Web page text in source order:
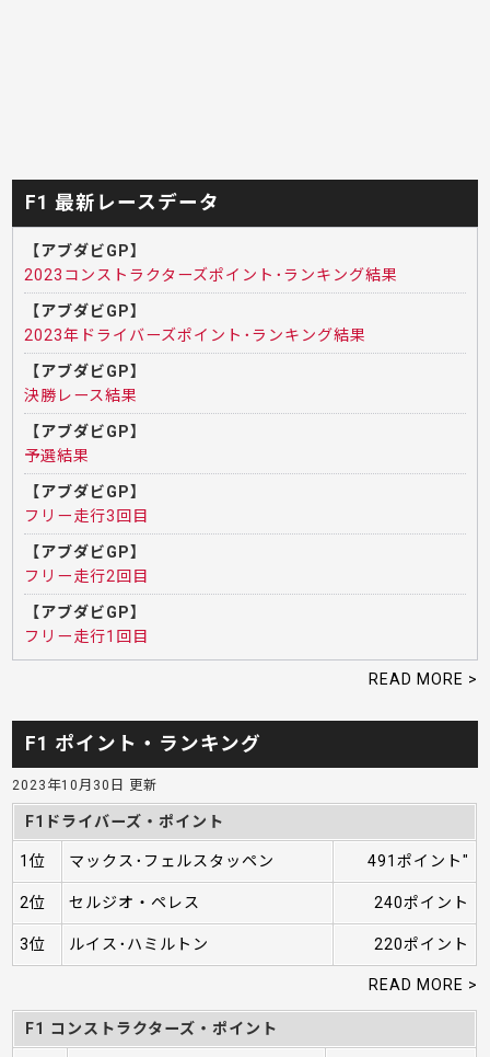
F1 最新レースデータ
【アブダビGP】
2023コンストラクターズポイント･ランキング結果
【アブダビGP】
2023年ドライバーズポイント･ランキング結果
【アブダビGP】
決勝レース結果
【アブダビGP】
予選結果
【アブダビGP】
フリー走行3回目
【アブダビGP】
フリー走行2回目
【アブダビGP】
フリー走行1回目
READ MORE >
F1 ポイント・ランキング
2023年10月30日 更新
F1ドライバーズ・ポイント
1位 マックス･フェルスタッペン 491ポイント"
2位 セルジオ・ペレス 240ポイント
3位 ルイス･ハミルトン 220ポイント
READ MORE >
F1 コンストラクターズ・ポイント